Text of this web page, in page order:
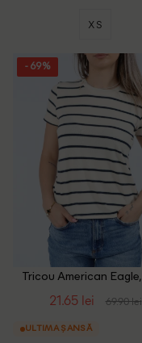
XS
- 69%
Tricou American
21.65 lei 69.90 lei
ULTIMA ȘANSĂ